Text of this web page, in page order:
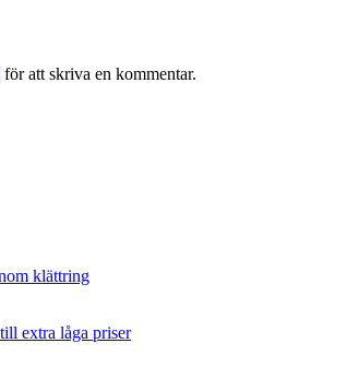
för att skriva en kommentar.